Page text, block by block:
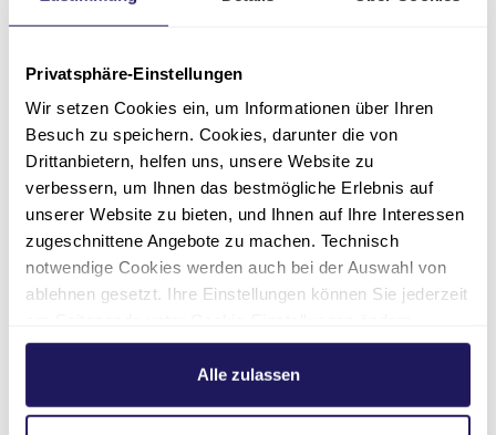
Privatsphäre-Einstellungen
Wir setzen Cookies ein, um Informationen über Ihren
Besuch zu speichern. Cookies, darunter die von
Drittanbietern, helfen uns, unsere Website zu
verbessern, um Ihnen das bestmögliche Erlebnis auf
unserer Website zu bieten, und Ihnen auf Ihre Interessen
zugeschnittene Angebote zu machen. Technisch
notwendige Cookies werden auch bei der Auswahl von
ablehnen gesetzt. Ihre Einstellungen können Sie jederzeit
Weitere Informationen hierzu finden Sie in unserer
.Alle zulassen
Rückgratschädigungen
Von 1927 bis 1945 wurden Kinder
und Jugendliche mit
Rückgratschädigungen im
Johannesstift mit der Methode des
Mediziners Rudolf Klapp behandelt,
bei der sie sich nur mit Händen und
Füßen fortbewegten.
Foto: Fritz P. Krueger, Historisches Archiv